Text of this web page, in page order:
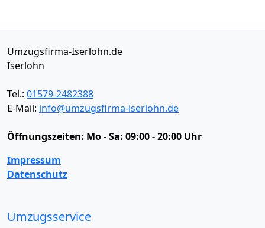
Umzugsfirma-Iserlohn.de
Iserlohn
Tel.: 01579-2482388
E-Mail: info@umzugsfirma-iserlohn.de
Öffnungszeiten: Mo - Sa: 09:00 - 20:00 Uhr
Impressum
Datenschutz
Umzugsservice